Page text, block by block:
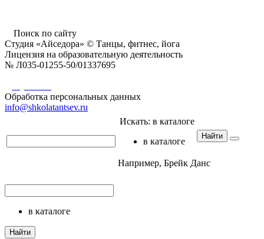
Поиск по сайту
Студия «Айседора» © Танцы, фитнес, йога
Лицензия на образовательную деятельность
№ Л035-01255-50/01337695
Обработка персональных данных
info@shkolatantsev.ru
Искать: в каталоге
в каталоге
Найти
Например, Брейк Данс
в каталоге
Найти